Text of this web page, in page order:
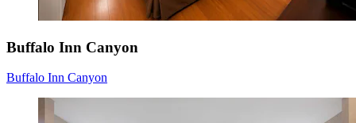
Buffalo Inn Canyon
Buffalo Inn Canyon